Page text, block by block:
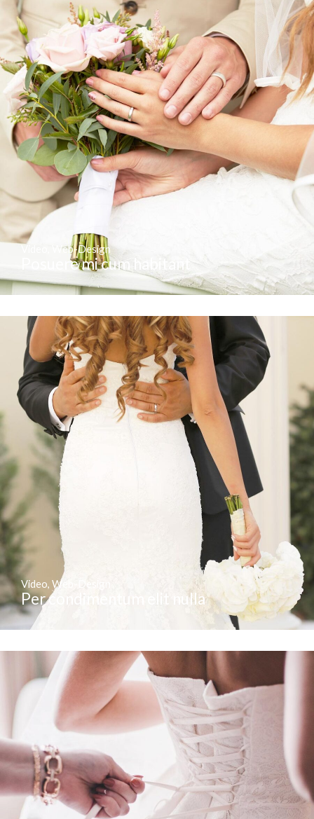
Video Web-Design
Posuere mi cum habitant
Video, Web-Design
Per condimentum elit nulla